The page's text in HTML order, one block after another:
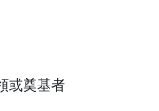
或奠基者